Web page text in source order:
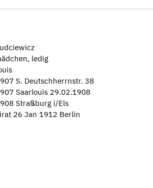
ledig
S. Deutschherrnstr. 38
Saarlouis 29.02.1908
Straßburg i/Els
26 Jan 1912 Berlin